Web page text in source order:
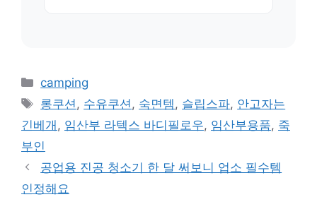
카
테
리
camping
태
그
롱쿠션, 수유쿠션, 숙면템, 슬립스파, 안고자는
긴베개 , 임산부 라텍스 바디필로우, 임산부용품, 죽
부인
공업용 진공 청소기 한 달 써보니 업소 필수템
인정해요